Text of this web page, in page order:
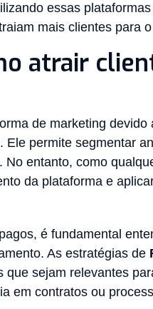
essas
mais clientes para
atrair
de marketing devido
permite segmentar
entanto, como
da plataforma e
é fundamental
As estratégias de
sejam relevantes
em contratos ou